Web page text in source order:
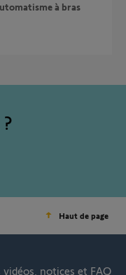
Haut de page
notices et FAQ